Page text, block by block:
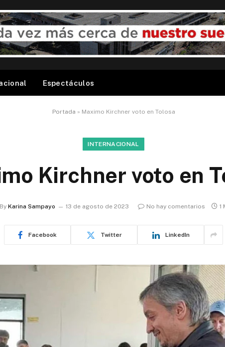
Espectáculos
Portada » Maximo Kirchner voto en Tolosa
INTERNACIONAL
Kirchner voto en
By Karina Sampayo 13 de agosto de 2023 No hay comentarios 1
Facebook Twitter LinkedIn